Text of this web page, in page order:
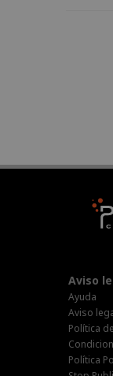
Aviso
Ayuda
Aviso
Política
Política